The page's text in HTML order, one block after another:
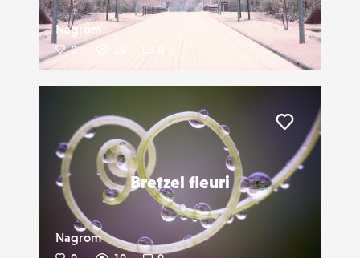
Nagrom
0
Bretzel fleuri
Nagrom
Liker